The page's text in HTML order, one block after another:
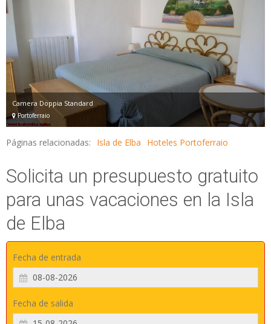
Camera Doppia Standard
Portoferraio
Páginas relacionadas: Isla de Elba Hoteles Portoferraio
Solicita un presupuesto gratuito
para unas vacaciones en la Isla
de Elba
Fecha de entrada
Fecha de salida